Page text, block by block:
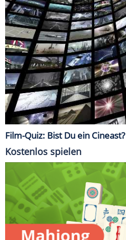
Film-Quiz: Bist Du ein Cineast?
Kostenlos spielen